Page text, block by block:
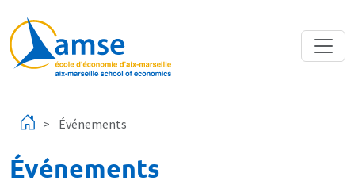
Événements
Événements